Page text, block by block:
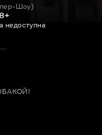
Шоу)
недоступна